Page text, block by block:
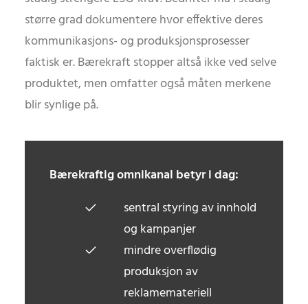
større grad dokumentere hvor effektive deres
kommunikasjons- og produksjonsprosesser
faktisk er. Bærekraft stopper altså ikke ved selve
produktet, men omfatter også måten merkene
blir synlige på.
Bærekraftig omnikanal betyr i dag:
sentral styring av innhold
og kampanjer
mindre overflødig
produksjon av
reklamemateriell